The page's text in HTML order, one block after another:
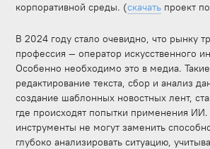
корпоративной среды. (скачать проект
В 2024 году стало очевидно, что рынку
профессия — оператор искусственного
Особенно необходимо это в медиа.
редактирование текста, сбор и анализ
создание шаблонных новостных лент,
где происходят попытки применения ИИ.
инструменты не могут заменить
глубоко анализировать ситуацию,